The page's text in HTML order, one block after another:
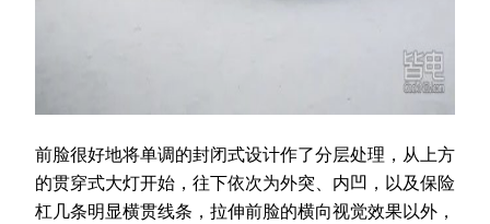
前脸很好地将单调的封闭式设计作了分层处理，从上方
的贯穿式大灯开始，往下依次为外突、内凹，以及保险
杠几条明显横贯线条，拉伸前脸的横向视觉效果以外，